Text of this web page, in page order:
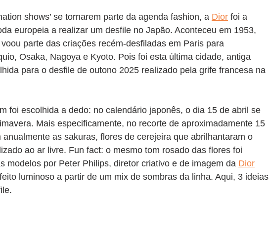
shows’ se tornarem parte da agenda fashion, a Dior foi a
europeia a realizar um desfile no Japão. Aconteceu em 1953,
voou parte das criações recém-desfiladas em Paris para
Osaka, Nagoya e Kyoto. Pois foi esta última cidade, antiga
para o desfile de outono 2025 realizado pela grife francesa na
foi escolhida a dedo: no calendário japonês, o dia 15 de abril se
Mais especificamente, no recorte de aproximadamente 15
as sakuras, flores de cerejeira que abrilhantaram o
ao ar livre. Fun fact: o mesmo tom rosado das flores foi
modelos por Peter Philips, diretor criativo e de imagem da Dior
luminoso a partir de um mix de sombras da linha. Aqui, 3 ideias